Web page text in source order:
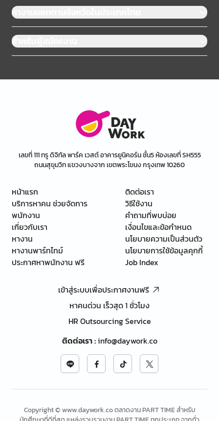
หางานแยกตามจังหวัดในประเทศไทย
สำหรับผู้สมัครงาน
เลขที่ 111 ทรู ดิจิทัล พาร์ค เวสต์ อาคารยูนิคอร์น ชั้น5 ห้องเลขที่ SH555
ถนนสุขุมวิท แขวงบางจาก เขตพระโขนง กรุงเทพ 10260
หน้าแรก
บริการหาคน ช่วยจัดการ
พนักงาน
เกี่ยวกับเรา
หางาน
หางานพาร์ทไทม์
ประกาศหาพนักงาน ฟรี
ติดต่อเรา
วิธีใช้งาน
คำถามที่พบบ่อย
เงื่อนไขและข้อกำหนด
นโยบายความเป็นส่วนตัว
นโยบายการใช้ข้อมูลคุกกี้
Job Index
เข้าสู่ระบบเพื่อประกาศงานฟรี
หาคนด่วน เร็วสุด 1 ชั่วโมง
HR Outsourcing Service
ติดต่อเรา:info@daywork.co
Copyright © www.daywork.co ตลาดงาน PART TIME สำหรับ